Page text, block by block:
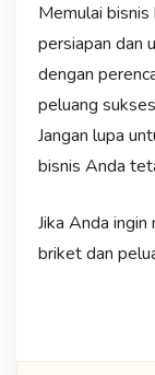
Memulai
persiapan dan
dengan
peluang
Jangan lupa
bisnis Anda
Jika Anda
briket dan